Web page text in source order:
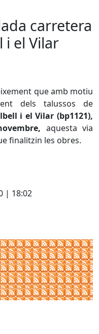
carretera
i el Vilar
que amb motiu
dels talussos de
i el Vilar (bp1121),
aquesta via
finalitzin les obres.
| 18:02